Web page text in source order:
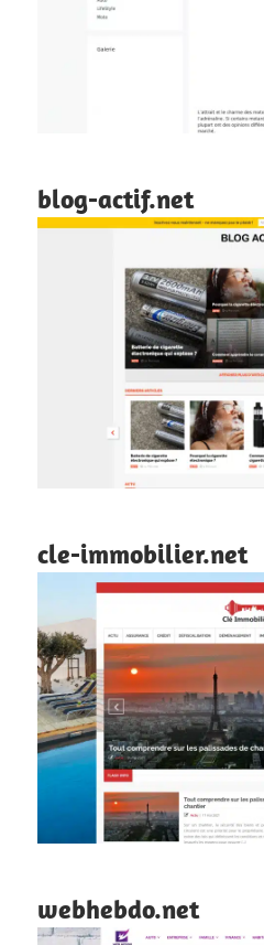
blog-actif.net
cle-immobilier.net
webhebdo.net